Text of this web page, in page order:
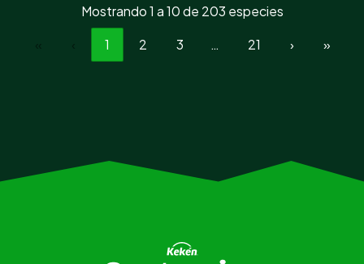
Mostrando 1 a 10 de 203 especies
1 2 3 … 21 › »